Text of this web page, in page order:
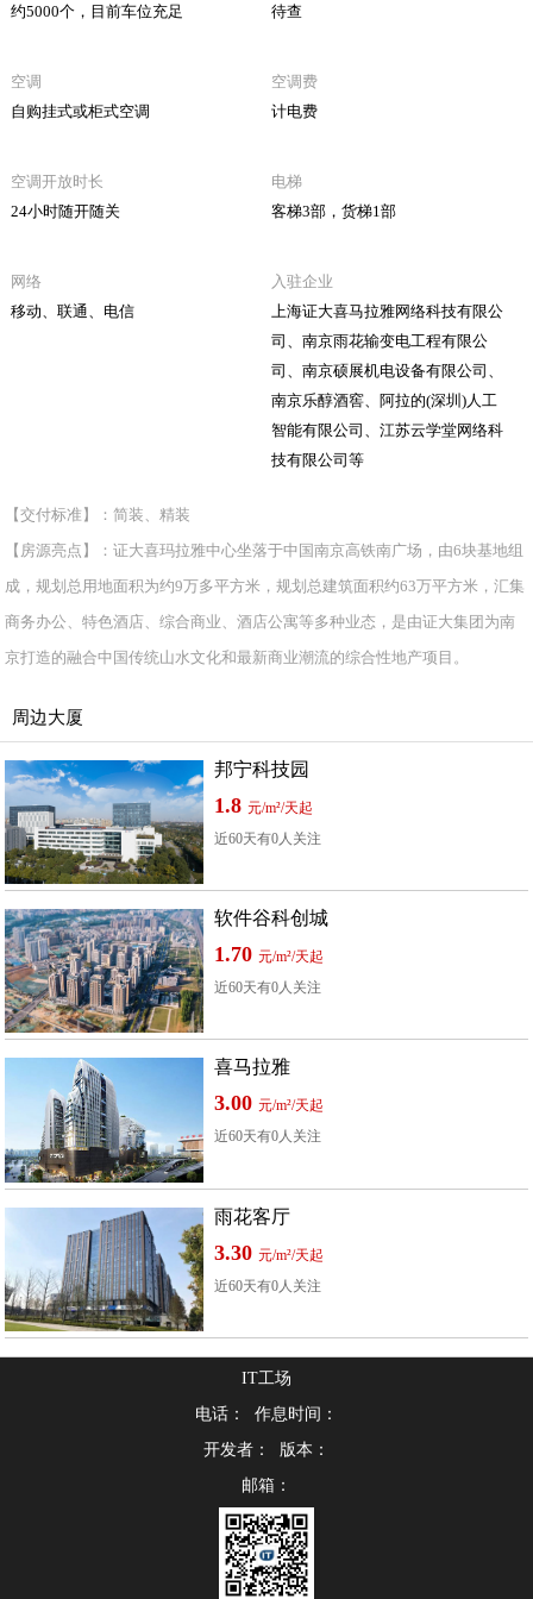
约5000个，目前车位充足
待查
空调
自购挂式或柜式空调
空调费
计电费
空调开放时长
24小时随开随关
电梯
客梯3部，货梯1部
网络
移动、联通、电信
入驻企业
上海证大喜马拉雅网络科技有限公
司、南京雨花输变电工程有限公
司、南京硕展机电设备有限公司、
南京乐醇酒窖、阿拉的(深圳)人工
智能有限公司、江苏云学堂网络科
技有限公司等
【交付标准】：简装、精装
【房源亮点】：证大喜玛拉雅中心坐落于中国南京高铁南广场，由6块基地组
成，规划总用地面积为约9万多平方米，规划总建筑面积约63万平方米，汇集
商务办公、特色酒店、综合商业、酒店公寓等多种业态，是由证大集团为南
京打造的融合中国传统山水文化和最新商业潮流的综合性地产项目。
周边大厦
邦宁科技园
1.8 元/m²/天起
近60天有0人关注
软件谷科创城
1.70 元/m²/天起
近60天有0人关注
喜马拉雅
3.00 元/m²/天起
近60天有0人关注
雨花客厅
3.30 元/m²/天起
近60天有0人关注
IT工场
电话： 作息时间：
开发者： 版本：
邮箱：